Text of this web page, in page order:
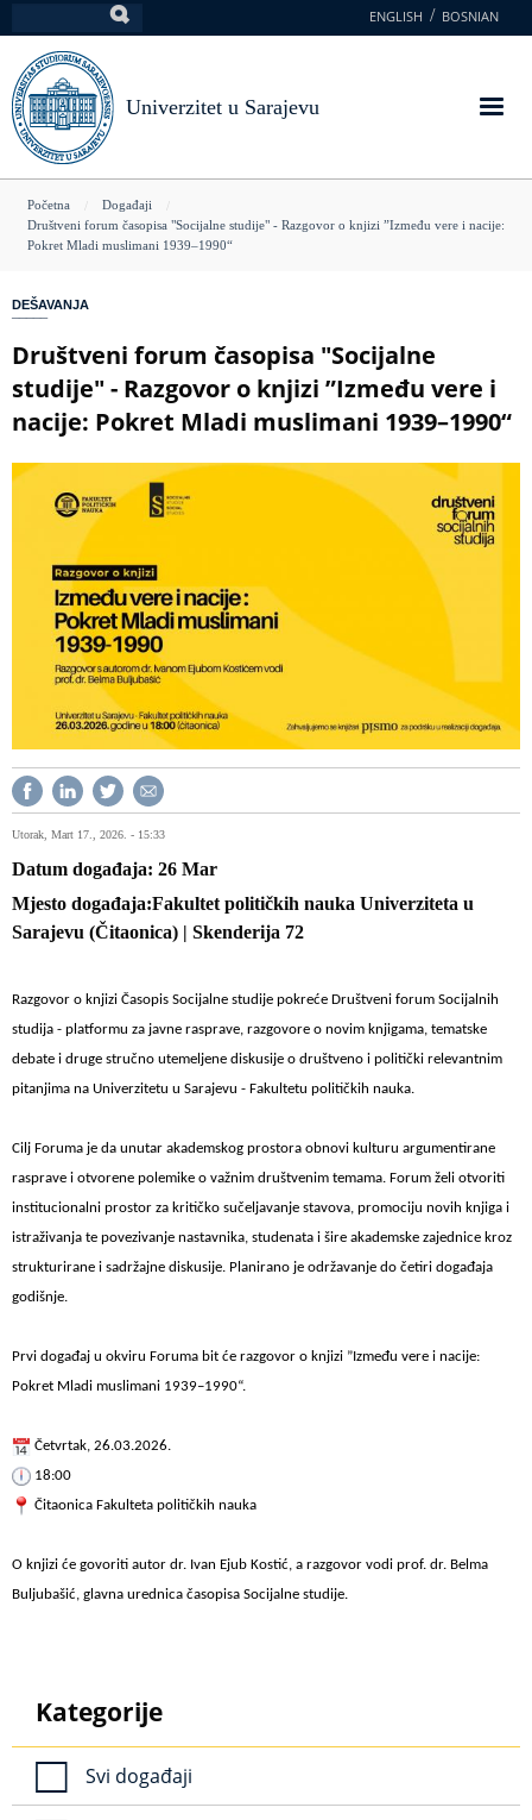
na
glavni
sadržaj
ENGLISH BOSNIAN
Univerzitet u Sarajevu
You
are
Početna
Događaji
Društveni forum časopisa "Socijalne studije" - Razgovor o knjizi ”Između vere i nacije:
Pokret Mladi muslimani 1939–1990“
DEŠAVANJA
Društveni forum časopisa "Socijalne
studije" - Razgovor o knjizi ”Između vere i
nacije: Pokret Mladi muslimani 1939–1990“
Utorak, Mart 17., 2026. - 15:33
Datum događaja 26 Mar
Mjesto događaja Fakultet političkih nauka Univerziteta u
Sarajevu (Čitaonica) | Skenderija 72
Razgovor o knjizi Časopis Socijalne studije pokreće Društveni forum Socijalnih
studija - platformu za javne rasprave, razgovore o novim knjigama, tematske
debate i druge stručno utemeljene diskusije o društveno i politički relevantnim
pitanjima na Univerzitetu u Sarajevu - Fakultetu političkih nauka.
Cilj Foruma je da unutar akademskog prostora obnovi kulturu argumentirane
rasprave i otvorene polemike o važnim društvenim temama. Forum želi otvoriti
institucionalni prostor za kritičko sučeljavanje stavova, promociju novih knjiga i
istraživanja te povezivanje nastavnika, studenata i šire akademske zajednice kroz
strukturirane i sadržajne diskusije. Planirano je održavanje do četiri događaja
godišnje.
Prvi događaj u okviru Foruma bit će razgovor o knjizi ”Između vere i nacije:
Pokret Mladi muslimani 1939–1990“.
Četvrtak, 26.03.2026.
18:00
Čitaonica Fakulteta političkih nauka
O knjizi će govoriti autor dr. Ivan Ejub Kostić, a razgovor vodi prof. dr. Belma
Buljubašić, glavna urednica časopisa Socijalne studije.
Kategorije
Svi događaji